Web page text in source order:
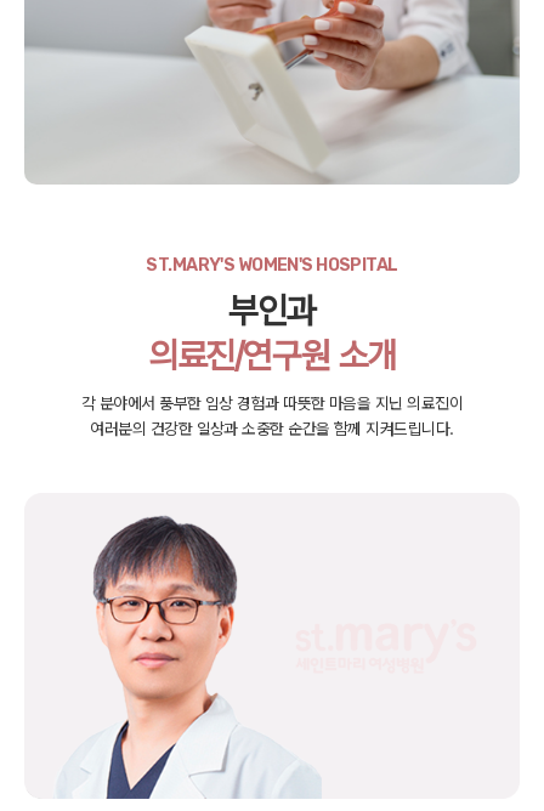
ST.MARY'S WOMEN'S HOSPITAL
부인과
의료진/연구원 소개
각 분야에서 풍부한 임상 경험과 따뜻한 마음을 지닌 의료진이
여러분의 건강한 일상과 소중한 순간을 함께 지켜드립니다.